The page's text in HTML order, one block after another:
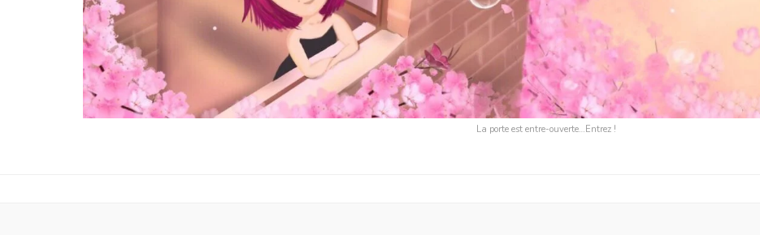
La porte est entre-ouverte…Entrez !